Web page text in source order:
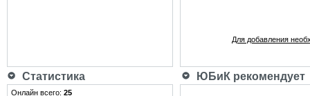
Для добавления
Статистика ЮБиК рекомендует
Онлайн всего: 25